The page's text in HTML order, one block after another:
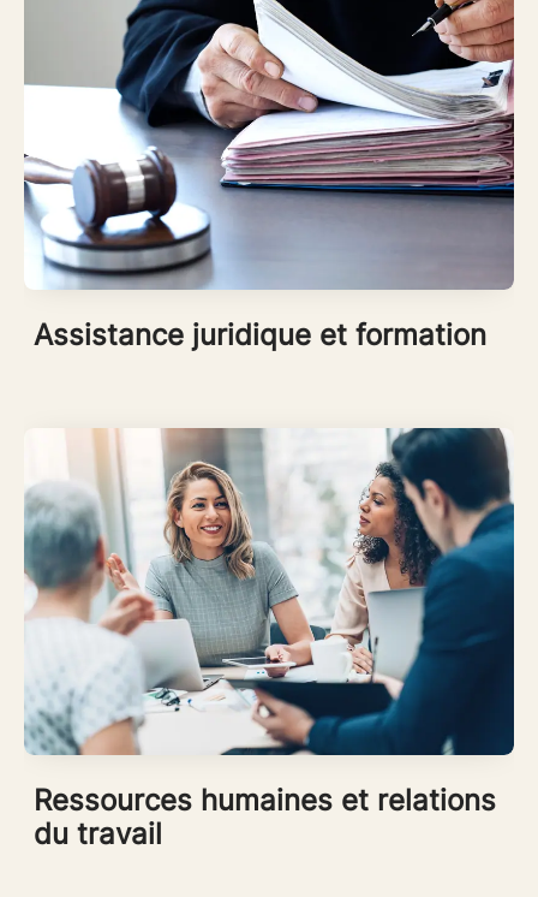
Assistance juridique et formation
Ressources humaines et relations
du travail